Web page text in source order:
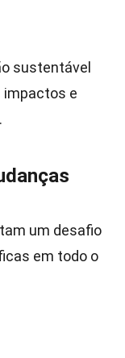
sustentável
impactos e
um desafio
em todo o